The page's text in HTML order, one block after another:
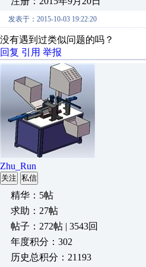
发表于：2015-10-03 19:22:20
没有遇到过类似问题的吗？
回复 引用 举报
Zhu_Run
关注 私信
精华：5帖
求助：27帖
帖子：272帖 | 3543回
年度积分：302
历史总积分：21193